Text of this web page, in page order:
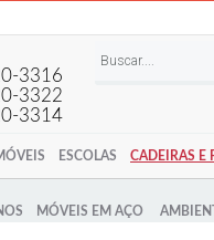
3316
3322
3314
ESCOLAS CADEIRAS E
MÓVEIS EM AÇO